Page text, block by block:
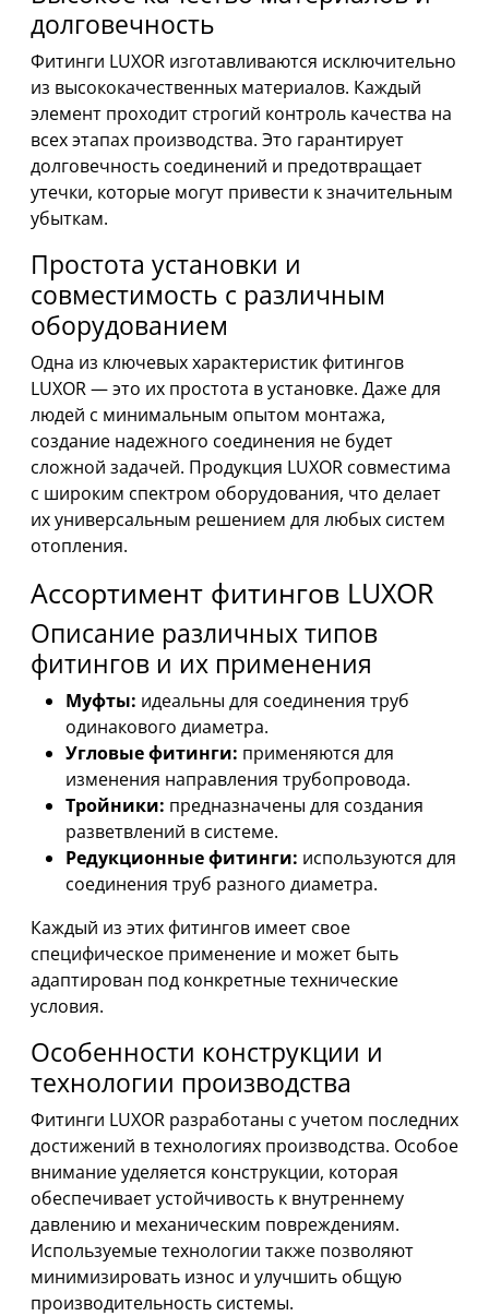
долговечность
Фитинги LUXOR изготавливаются исключительно
из высококачественных материалов. Каждый
элемент проходит строгий контроль качества на
всех этапах производства. Это гарантирует
долговечность соединений и предотвращает
утечки, которые могут привести к значительным
убыткам.
Простота установки и
совместимость с различным
оборудованием
Одна из ключевых характеристик фитингов
LUXOR — это их простота в установке. Даже для
людей с минимальным опытом монтажа,
создание надежного соединения не будет
сложной задачей. Продукция LUXOR совместима
с широким спектром оборудования, что делает
их универсальным решением для любых систем
отопления.
Ассортимент фитингов LUXOR
Описание различных типов
фитингов и их применения
Муфты: идеальны для соединения труб
одинакового диаметра.
Угловые фитинги: применяются для
изменения направления трубопровода.
Тройники: предназначены для создания
разветвлений в системе.
Редукционные фитинги: используются для
соединения труб разного диаметра.
Каждый из этих фитингов имеет свое
специфическое применение и может быть
адаптирован под конкретные технические
условия.
Особенности конструкции и
технологии производства
Фитинги LUXOR разработаны с учетом последних
достижений в технологиях производства. Особое
внимание уделяется конструкции, которая
обеспечивает устойчивость к внутреннему
давлению и механическим повреждениям.
Используемые технологии также позволяют
минимизировать износ и улучшить общую
производительность системы.